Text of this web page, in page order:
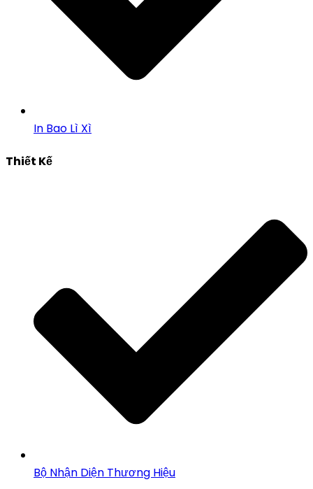
In Bao Lì Xì
Thiết Kế
Bộ Nhận Diện Thương Hiệu